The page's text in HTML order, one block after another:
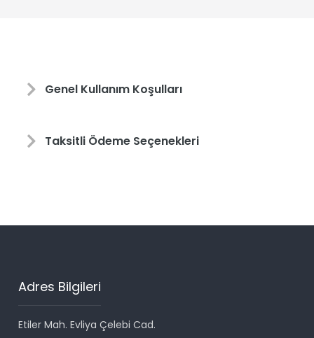
Genel Kullanım Koşulları
Taksitli Ödeme Seçenekleri
Adres Bilgileri
Etiler Mah. Evliya Çelebi Cad.